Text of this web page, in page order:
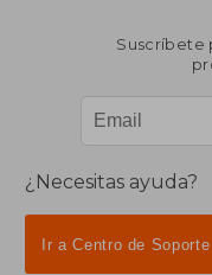
Suscríbete
¿Necesitas ayuda?
Ir a Centro de Soporte